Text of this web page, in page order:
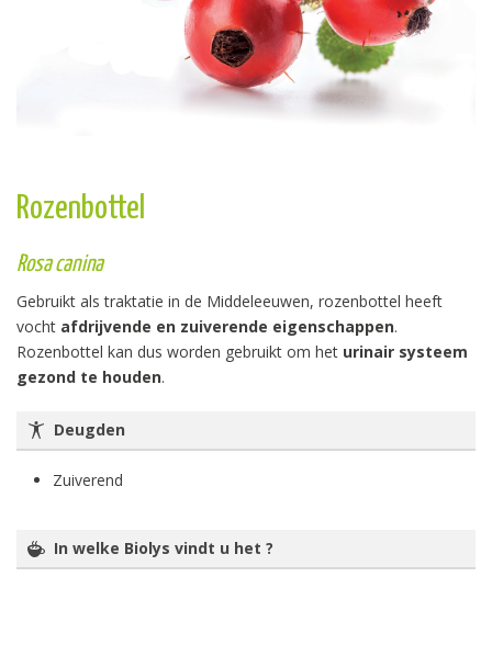
Rozenbottel
Rosa canina
Gebruikt als traktatie in de Middeleeuwen, rozenbottel heeft
vocht afdrijvende en zuiverende eigenschappen.
Rozenbottel kan dus worden gebruikt om het urinair systeem
gezond te houden.
Deugden
Zuiverend
In welke Biolys vindt u het ?